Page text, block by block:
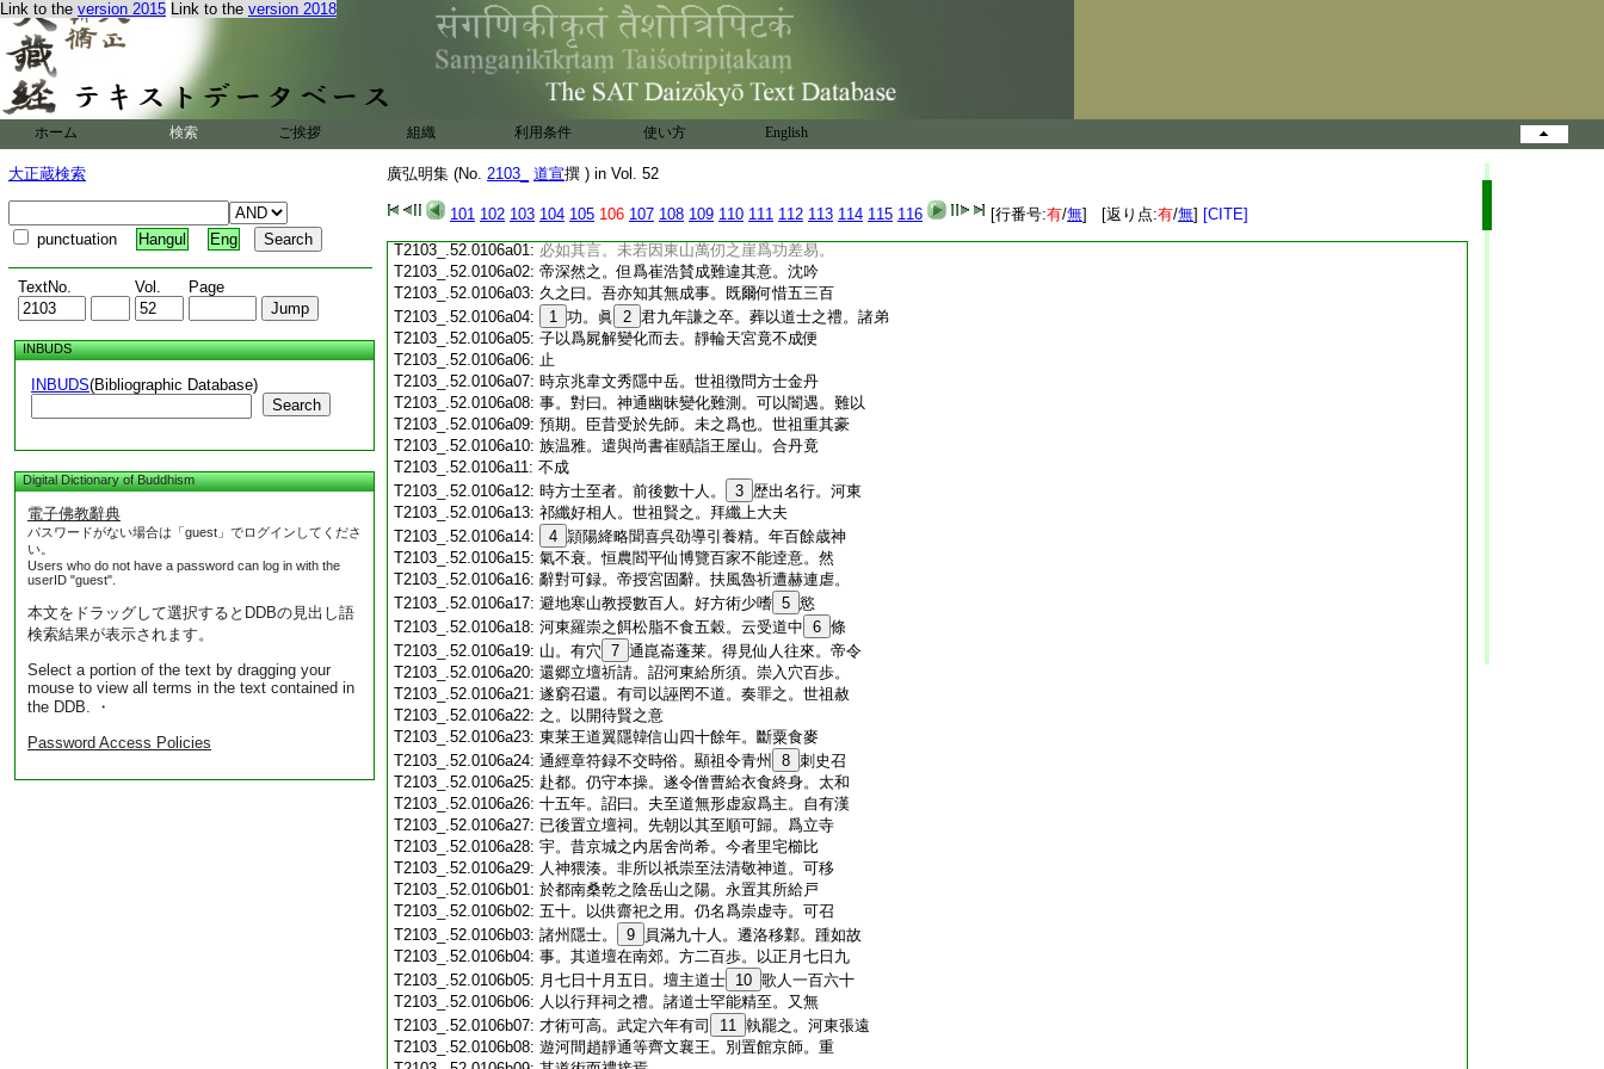
Link to the version 2015 Link to the version 2018
ホーム 検索 ご挨拶 組織 利用条件 使い方 English
大正蔵検索
punctuation Hangul Eng
TextNo. Vol. Page
INBUDS
INBUDS(Bibliographic Database)
Search
Digital Dictionary of Buddhism
電子佛教辭典
パスワードがない場合は「guest」でログインしてくださ
い。
Users who do not have a password can log in with the
userID "guest".
本文をドラッグして選択するとDDBの見出し語
検索結果が表示されます。
Select a portion of the text by dragging your
mouse to view all terms in the text contained in
the DDB. ・
Password Access Policies
廣弘明集 (No. 2103_ 道宣撰 ) in Vol. 52
101 102 103 104 105 106 107 108 109 110 111 112 113 114 115 116 [行番号:有/無] [返り点:有/無] [CITE]
T2103_.52.0105c19:之東南。重壇五層。依新經制度。給道士百二
T2103_.52.0105c20:十人衣食。齋肅祈請六時。月設厨會數千
T2103_.52.0105c21:人
T2103_.52.0105c22:謙之奏曰。陛下以眞君御世。建靜輪天宮。開
古未有。應登受符書以彰聖徳。世祖從之。至
道壇受符 20 録。備法駕旗幟盡青。以從道家之
T2103_.52.0105c25:色也。自後諸帝即位皆如
之。恭宗見謙之奏
T2103_.52.0105c26:造靜輪天宮必令高不聞雞犬聲與上天神交
T2103_.52.0105c27:接。功役萬計經年不成。乃言於世祖曰。人天
T2103_.52.0105c28: 道殊卑高定分。今謙之欲要以無成之期説
T2103_.52.0106a01: 必如其言。未若因東山萬仞之崖爲功差易。
T2103_.52.0106a02: 帝深然之。但爲崔浩賛成難違其意。沈吟
T2103_.52.0106a03: 久之曰。吾亦知其無成事。既爾何惜五三百
T2103_.52.0106a04:
1 功。眞 2 君九年謙之卒。葬以道士之禮。諸弟
T2103_.52.0106a05: 子以爲屍解變化而去。靜輪天宮竟不成便
T2103_.52.0106a06: 止
T2103_.52.0106a07: 時京兆韋文秀隱中岳。世祖徴問方士金丹
T2103_.52.0106a08: 事。對曰。神通幽昧變化難測。可以闇遇。難以
T2103_.52.0106a09: 預期。臣昔受於先師。未之爲也。世祖重其豪
T2103_.52.0106a10: 族温雅。遣與尚書崔賾詣王屋山。合丹竟
T2103_.52.0106a11: 不成
T2103_.52.0106a12: 時方士至者。前後數十人。 3 歴出名行。河東
T2103_.52.0106a13: 祁纖好相人。世祖賢之。拜纖上大夫
T2103_.52.0106a14:
4 頴陽絳略聞喜呉劭導引養精。年百餘歳神
T2103_.52.0106a15: 氣不衰。恒農閻平仙博覽百家不能逹意。然
T2103_.52.0106a16: 辭對可録。帝授宮固辭。扶風魯祈遭赫連虐。
T2103_.52.0106a17: 避地寒山教授數百人。好方術少嗜 5 慾
T2103_.52.0106a18: 河東羅崇之餌松脂不食五穀。云受道中 6 條
T2103_.52.0106a19: 山。有穴 7 通崑崙蓬莱。得見仙人往來。帝令
T2103_.52.0106a20: 還郷立壇祈請。詔河東給所須。崇入穴百歩。
T2103_.52.0106a21: 遂窮召還。有司以誣罔不道。奏罪之。世祖赦
T2103_.52.0106a22: 之。以開待賢之意
T2103_.52.0106a23: 東莱王道翼隱韓信山四十餘年。斷粟食麥
T2103_.52.0106a24: 通經章符録不交時俗。顯祖令青州 8 刺史召
T2103_.52.0106a25: 赴都。仍守本操。遂令僧曹給衣食終身。太和
T2103_.52.0106a26: 十五年。詔曰。夫至道無形虚寂爲主。自有漢
T2103_.52.0106a27: 已後置立壇祠。先朝以其至順可歸。爲立寺
T2103_.52.0106a28: 宇。昔京城之内居舍尚希。今者里宅櫛比
T2103_.52.0106a29: 人神猥湊。非所以祇崇至法清敬神道。可移
T2103_.52.0106b01: 於都南桑乾之陰岳山之陽。永置其所給戸
T2103_.52.0106b02: 五十。以供齋祀之用。仍名爲崇虚寺。可召
T2103_.52.0106b03: 諸州隱士。 9
員滿九十人。遷洛移鄴。踵如故
T2103_.52.0106b04: 事。其道壇在南郊。方二百歩。以正月七日九
T2103_.52.0106b05: 月七日十月五日。壇主道士 10 歌人一百六十
T2103_.52.0106b06: 人以行拜祠之禮。諸道士罕能精至。又無
T2103_.52.0106b07: 才術可高。武定六年有司 11 執罷之。河東張遠
T2103_.52.0106b08: 遊河間趙靜通等齊文襄王。別置館京師。重